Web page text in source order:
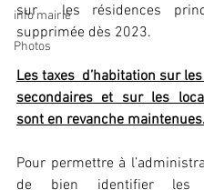
info mairie
Photos
sur  les résidences
supprimée dès 2023.
Les taxes  d’habitation sur
secondaires et sur les
sont en revanche
Pour permettre à
de bien identifier les